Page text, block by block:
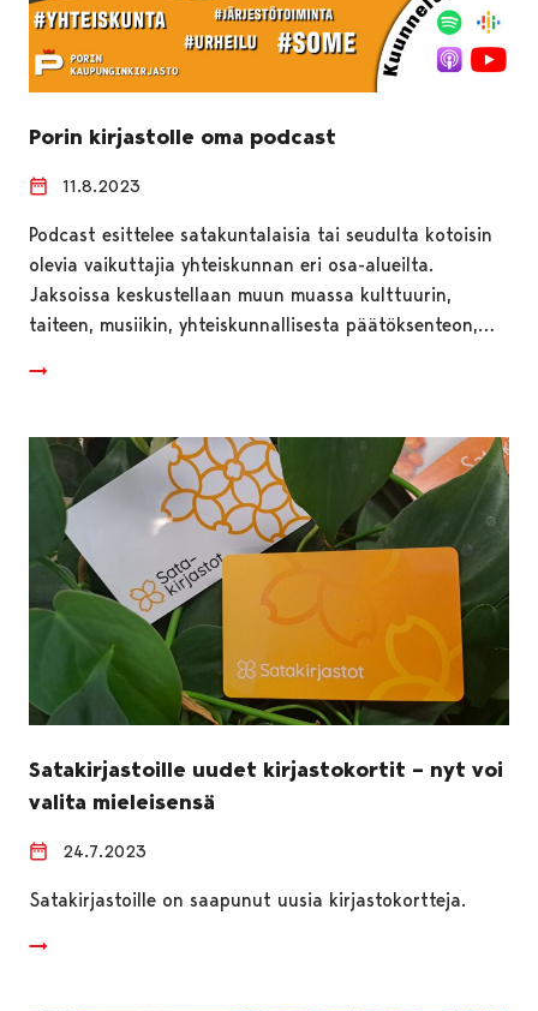
Porin kirjastolle oma podcast
11.8.2023
Podcast esittelee satakuntalaisia tai seudulta kotoisin
olevia vaikuttajia yhteiskunnan eri osa-alueilta.
Jaksoissa keskustellaan muun muassa kulttuurin,
taiteen, musiikin, yhteiskunnallisesta päätöksenteon,…
Satakirjastoille uudet kirjastokortit – nyt voi
valita mieleisensä
24.7.2023
Satakirjastoille on saapunut uusia kirjastokortteja.